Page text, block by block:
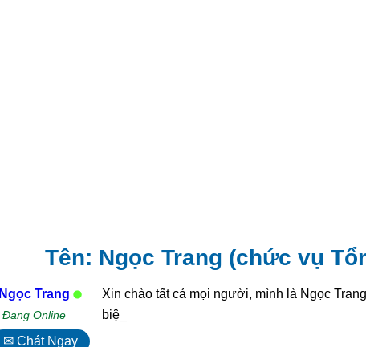
Tên: Ngọc Trang (chức vụ
Ngọc Trang
Đang Online
✉ Chát Ngay
Xin chào tất cả mọi người, mình là Ngọc
biệt tạ_